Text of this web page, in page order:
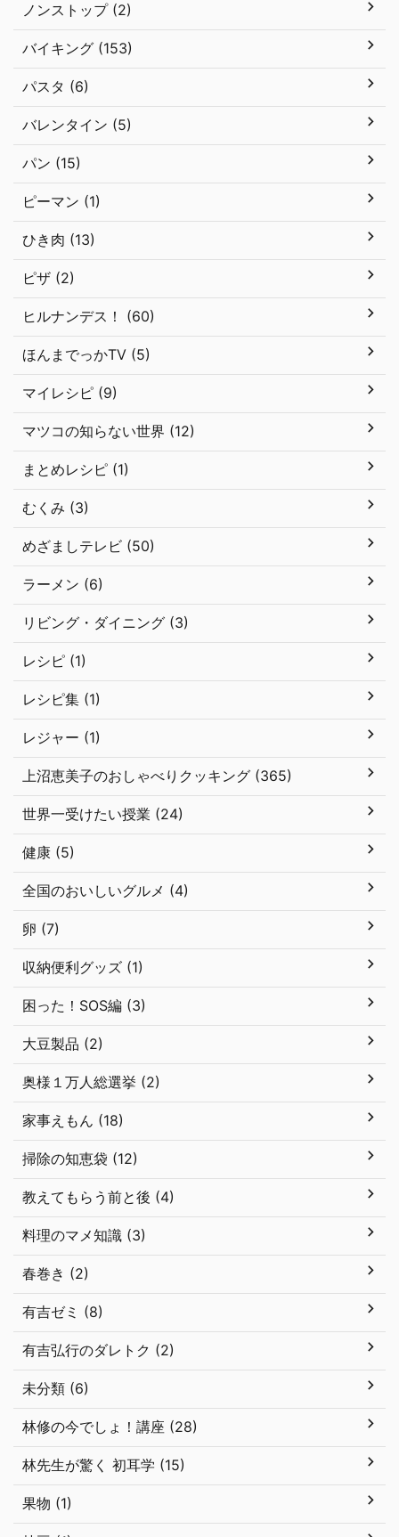
ノンストップ (2)
バイキング (153)
パスタ (6)
バレンタイン (5)
パン (15)
ピーマン (1)
ひき肉 (13)
ピザ (2)
ヒルナンデス！ (60)
ほんまでっかTV (5)
マイレシピ (9)
マツコの知らない世界 (12)
まとめレシピ (1)
むくみ (3)
めざましテレビ (50)
ラーメン (6)
リビング・ダイニング (3)
レシピ (1)
レシピ集 (1)
レジャー (1)
上沼恵美子のおしゃべりクッキング (365)
世界一受けたい授業 (24)
健康 (5)
全国のおいしいグルメ (4)
卵 (7)
収納便利グッズ (1)
困った！SOS編 (3)
大豆製品 (2)
奥様１万人総選挙 (2)
家事えもん (18)
掃除の知恵袋 (12)
教えてもらう前と後 (4)
料理のマメ知識 (3)
春巻き (2)
有吉ゼミ (8)
有吉弘行のダレトク (2)
未分類 (6)
林修の今でしょ！講座 (28)
林先生が驚く 初耳学 (15)
果物 (1)